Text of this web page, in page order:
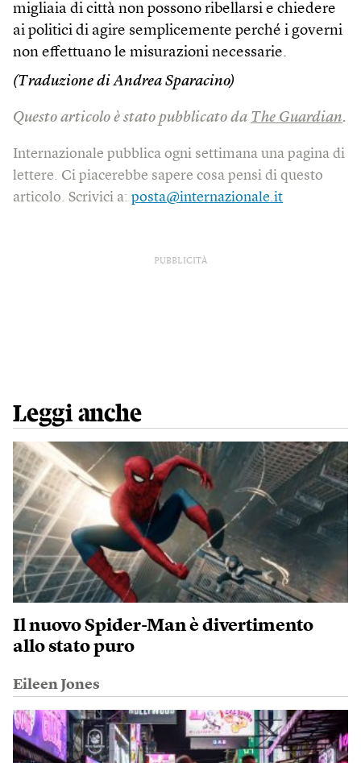
migliaia di città non possono ribellarsi e chiedere
ai politici di agire semplicemente perché i governi
non effettuano le misurazioni necessarie.
(Traduzione di Andrea Sparacino)
Questo articolo è stato pubblicato da The Guardian.
Internazionale pubblica ogni settimana una pagina di
lettere. Ci piacerebbe sapere cosa pensi di questo
articolo. Scrivici a: posta@internazionale.it
PUBBLICITÀ
Leggi anche
Il nuovo Spider-Man è divertimento
allo stato puro
Eileen Jones